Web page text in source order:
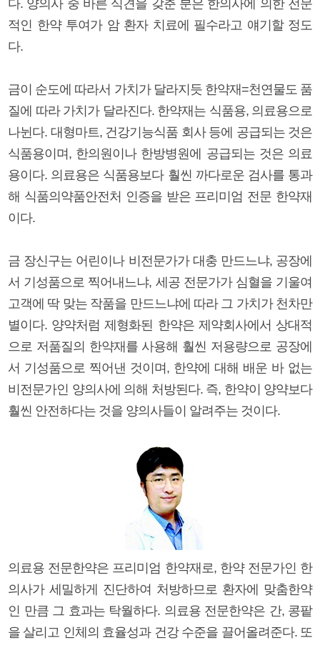
다. 양의사 중 바른 식견을 갖춘 분은 한의사에 의한 전문
적인 한약 투여가 암 환자 치료에 필수라고 얘기할 정도
다.
금이 순도에 따라서 가치가 달라지듯 한약재=천연물도 품
질에 따라 가치가 달라진다. 한약재는 식품용, 의료용으로
나뉜다. 대형마트, 건강기능식품 회사 등에 공급되는 것은
식품용이며, 한의원이나 한방병원에 공급되는 것은 의료
용이다. 의료용은 식품용보다 훨씬 까다로운 검사를 통과
해 식품의약품안전처 인증을 받은 프리미엄 전문 한약재
이다.
금 장신구는 어린이나 비전문가가 대충 만드느냐, 공장에
서 기성품으로 찍어내느냐, 세공 전문가가 심혈을 기울여
고객에 딱 맞는 작품을 만드느냐에 따라 그 가치가 천차만
별이다. 양약처럼 제형화된 한약은 제약회사에서 상대적
으로 저품질의 한약재를 사용해 훨씬 저용량으로 공장에
서 기성품으로 찍어낸 것이며, 한약에 대해 배운 바 없는
비전문가인 양의사에 의해 처방된다. 즉, 한약이 양약보다
훨씬 안전하다는 것을 양의사들이 알려주는 것이다.
의료용 전문한약은 프리미엄 한약재로, 한약 전문가인 한
의사가 세밀하게 진단하여 처방하므로 환자에 맞춤한약
인 만큼 그 효과는 탁월하다. 의료용 전문한약은 간, 콩팥
을 살리고 인체의 효율성과 건강 수준을 끌어올려준다. 또